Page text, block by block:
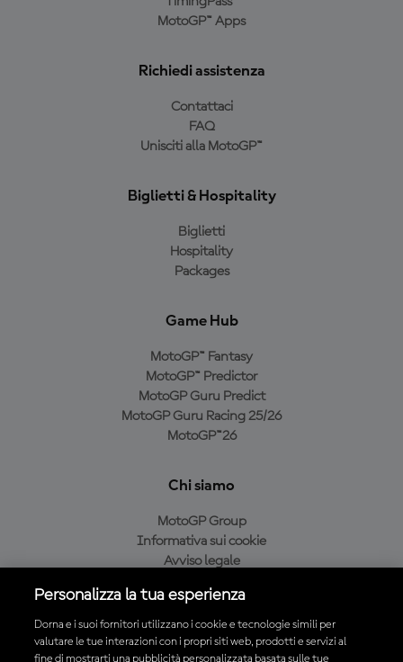
MotoGP™ Apps
Richiedi assistenza
Contattaci
FAQ
Unisciti alla MotoGP™
Biglietti & Hospitality
Biglietti
Hospitality
Packages
Game Hub
MotoGP™ Fantasy
MotoGP™ Predictor
MotoGP Guru Predict
MotoGP Guru Racing 25/26
MotoGP™26
Chi siamo
MotoGP Group
Informativa sui cookie
Avviso legale
Condizioni di acquisto
Personalizza la tua esperienza
Dorna e i suoi fornitori utilizzano i cookie e tecnologie simili per
valutare le tue interazioni con i propri siti web, prodotti e servizi al
fine di mostrarti una pubblicità personalizzata basata sulle tue